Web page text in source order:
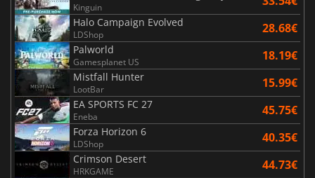
Kinguin
Halo Campaign Evolved
LDShop 28.68€
Palworld
Gamesplanet US 18.19€
Mistfall Hunter
LootBar 15.99€
EA SPORTS FC 27
Eneba 45.75€
Forza Horizon 6
LDShop 40.35€
Crimson Desert
HRKGAME 44.73€